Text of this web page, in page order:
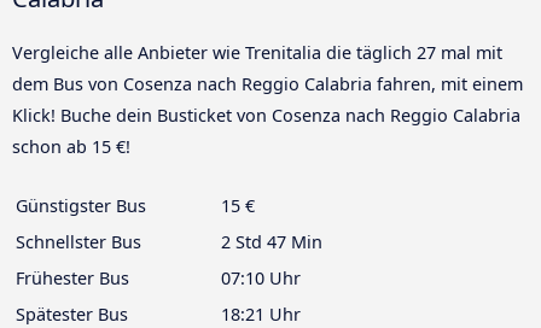
Vergleiche alle Anbieter wie Trenitalia die täglich 27 mal mit
dem Bus von Cosenza nach Reggio Calabria fahren, mit einem
Klick! Buche dein Busticket von Cosenza nach Reggio Calabria
schon ab 15 €!
Günstigster Bus
15 €
Schnellster Bus
2 Std 47 Min
Frühester Bus
07:10 Uhr
Spätester Bus
18:21 Uhr